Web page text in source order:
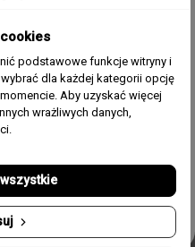
ZEGAREK MĘSKI MASERATI
TRAGUARDO CERAMIC
R8823150002
3 100,00 zł
podstawowe funkcje witryny i
dla każdej kategorii opcję
Aby uzyskać więcej
wrażliwych danych,
i dowiaduj się pierwszy o
na przetwarzanie
celu otrzymywania
kupon!